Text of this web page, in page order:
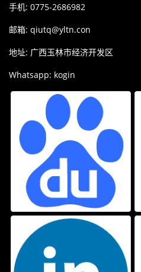
手机: 0775-2686982
邮箱: qiutq@yltn.con
地址: 广西玉林市经济开发区
Whatsapp: kogin